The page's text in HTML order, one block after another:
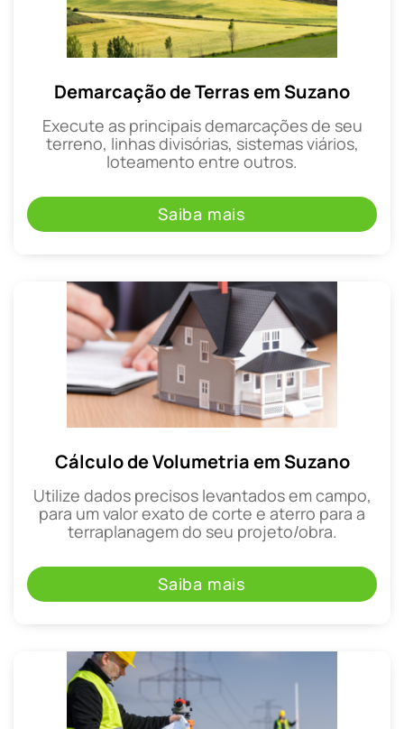
Demarcação de Terras em Suzano
Execute as principais demarcações de seu
terreno, linhas divisórias, sistemas viários,
loteamento entre outros.
Saiba mais
Cálculo de Volumetria em Suzano
Utilize dados precisos levantados em campo,
para um valor exato de corte e aterro para a
terraplanagem do seu projeto/obra.
Saiba mais